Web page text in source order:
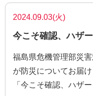
2024.09.03(火)
今こそ確認、ハザ
福島県危機管理部災
が防災についてお届
「今こそ確認、ハザ